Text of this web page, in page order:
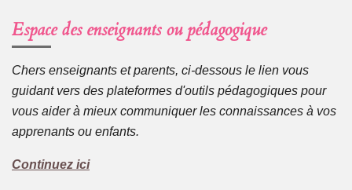
Espace des enseignants ou pédagogique
Chers enseignants et parents, ci-dessous le lien vous
guidant vers des plateformes d'outils pédagogiques pour
vous aider à mieux communiquer les connaissances à vos
apprenants ou enfants.
Continuez ici